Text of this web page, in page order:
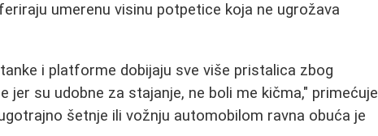
umerenu visinu potpetice koja ne ugrožava
i platforme dobijaju sve više pristalica zbog
jer su udobne za stajanje, ne boli me kičma," primećuje
šetnje ili vožnju automobilom ravna obuća je